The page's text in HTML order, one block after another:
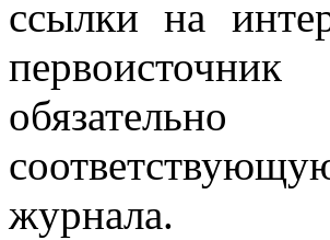
ссылки на
журнала.